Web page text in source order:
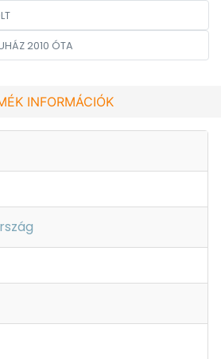
2010 ÓTA
INFORMÁCIÓK